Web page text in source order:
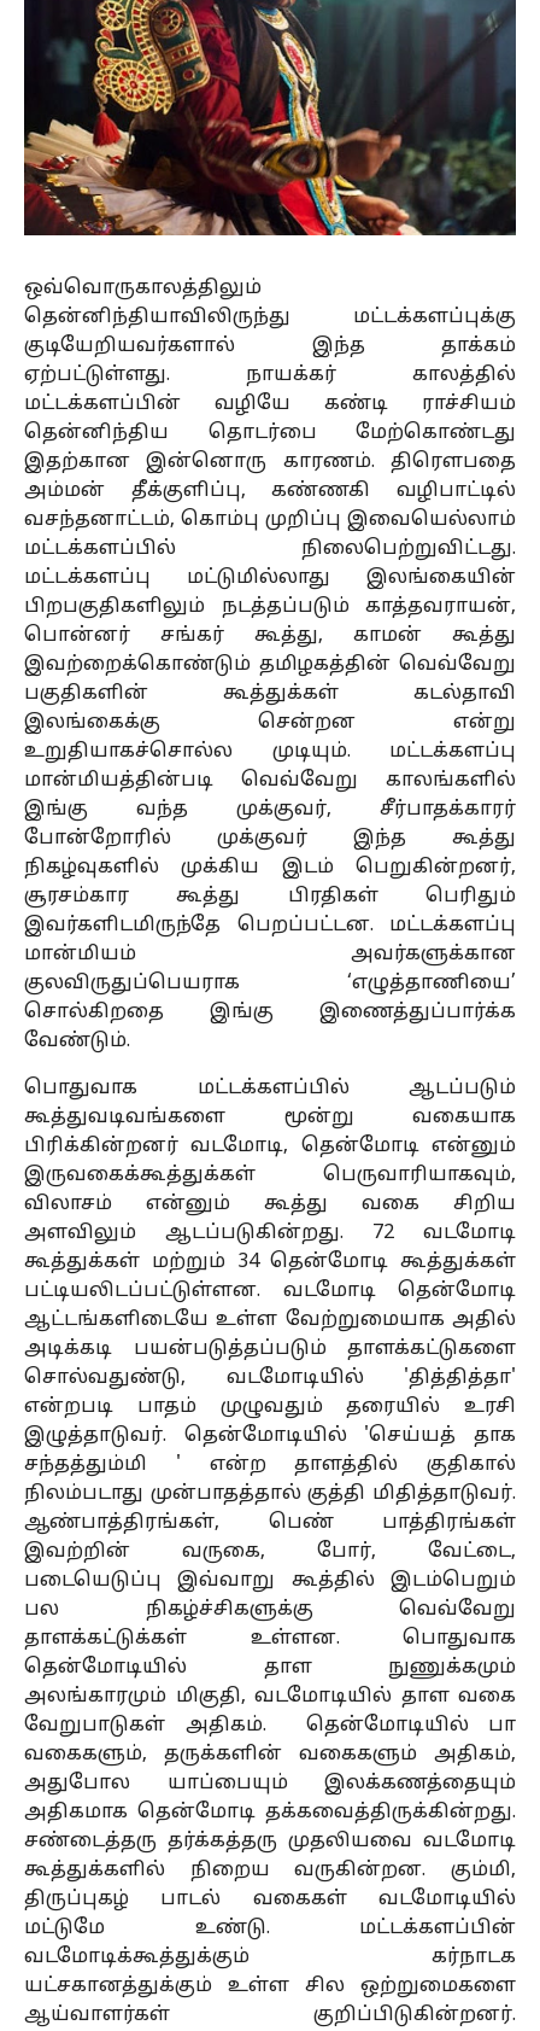
ஒவ்வொருகாலத்திலும்
தென்னிந்தியாவிலிருந்து மட்டக்களப்புக்கு
குடியேறியவர்களால் இந்த தாக்கம்
ஏற்பட்டுள்ளது. நாயக்கர் காலத்தில்
மட்டக்களப்பின் வழியே கண்டி ராச்சியம்
தென்னிந்திய தொடர்பை மேற்கொண்டது
இதற்கான இன்னொரு காரணம். திரௌபதை
அம்மன் தீக்குளிப்பு, கண்ணகி வழிபாட்டில்
வசந்தனாட்டம், கொம்பு முறிப்பு இவையெல்லாம்
மட்டக்களப்பில் நிலைபெற்றுவிட்டது.
மட்டக்களப்பு மட்டுமில்லாது இலங்கையின்
பிறபகுதிகளிலும் நடத்தப்படும் காத்தவராயன்,
பொன்னர் சங்கர் கூத்து, காமன் கூத்து
இவற்றைக்கொண்டும் தமிழகத்தின் வெவ்வேறு
பகுதிகளின் கூத்துக்கள் கடல்தாவி
இலங்கைக்கு சென்றன என்று
உறுதியாகச்சொல்ல முடியும். மட்டக்களப்பு
மான்மியத்தின்படி வெவ்வேறு காலங்களில்
இங்கு வந்த முக்குவர், சீர்பாதக்காரர்
போன்றோரில் முக்குவர் இந்த கூத்து
நிகழ்வுகளில் முக்கிய இடம் பெறுகின்றனர்,
சூரசம்கார கூத்து பிரதிகள் பெரிதும்
இவர்களிடமிருந்தே பெறப்பட்டன. மட்டக்களப்பு
மான்மியம் அவர்களுக்கான
குலவிருதுப்பெயராக ‘எழுத்தாணியை’
சொல்கிறதை இங்கு இணைத்துப்பார்க்க
வேண்டும்.
பொதுவாக மட்டக்களப்பில் ஆடப்படும்
கூத்துவடிவங்களை மூன்று வகையாக
பிரிக்கின்றனர் வடமோடி, தென்மோடி என்னும்
இருவகைக்கூத்துக்கள் பெருவாரியாகவும்,
விலாசம் என்னும் கூத்து வகை சிறிய
அளவிலும் ஆடப்படுகின்றது. 72 வடமோடி
கூத்துக்கள் மற்றும் 34 தென்மோடி கூத்துக்கள்
பட்டியலிடப்பட்டுள்ளன. வடமோடி தென்மோடி
ஆட்டங்களிடையே உள்ள வேற்றுமையாக அதில்
அடிக்கடி பயன்படுத்தப்படும் தாளக்கட்டுகளை
சொல்வதுண்டு, வடமோடியில் 'தித்தித்தா'
என்றபடி பாதம் முழுவதும் தரையில் உரசி
இழுத்தாடுவர். தென்மோடியில் 'செய்யத் தாக
சந்தத்தும்மி ' என்ற தாளத்தில் குதிகால்
நிலம்படாது முன்பாதத்தால் குத்தி மிதித்தாடுவர்.
ஆண்பாத்திரங்கள், பெண் பாத்திரங்கள்
இவற்றின் வருகை, போர், வேட்டை,
படையெடுப்பு இவ்வாறு கூத்தில் இடம்பெறும்
பல நிகழ்ச்சிகளுக்கு வெவ்வேறு
தாளக்கட்டுக்கள் உள்ளன. பொதுவாக
தென்மோடியில் தாள நுணுக்கமும்
அலங்காரமும் மிகுதி, வடமோடியில் தாள வகை
வேறுபாடுகள் அதிகம். தென்மோடியில் பா
வகைகளும், தருக்களின் வகைகளும் அதிகம்,
அதுபோல யாப்பையும் இலக்கணத்தையும்
அதிகமாக தென்மோடி தக்கவைத்திருக்கின்றது.
சண்டைத்தரு தர்க்கத்தரு முதலியவை வடமோடி
கூத்துக்களில் நிறைய வருகின்றன. கும்மி,
திருப்புகழ் பாடல் வகைகள் வடமோடியில்
மட்டுமே உண்டு. மட்டக்களப்பின்
வடமோடிக்கூத்துக்கும் கர்நாடக
யட்சகானத்துக்கும் உள்ள சில ஒற்றுமைகளை
ஆய்வாளர்கள் குறிப்பிடுகின்றனர்.